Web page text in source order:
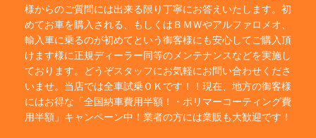
様からのご質問には出来る限り丁寧にお答えいたします。初
めてお車を購入される、もしくはＢＭＷやアルファロメオ、
輸入車に乗るのが初めてという御客様にも安心してご購入頂
けます様に正規ディーラー同等のメンテナンスなどを実施し
ております。どうぞスタッフにお気軽にお問い合わせくださ
いませ。当店では全車試乗ＯＫです！！現在、地方の御客様
にはお得な「全国納車費用半額！・ポリマーコーティング費
用半額」キャンペーン中！業者の方には業販も大歓迎です！